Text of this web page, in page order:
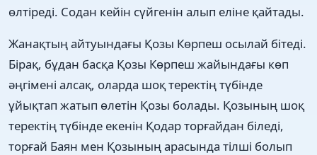
өлтіреді. Содан кейін сүйгенін алып еліне қайтады.
Жанақтың айтуындағы Қозы Көрпеш осылай бітеді.
Бірақ, бұдан басқа Қозы Көрпеш жайындағы көп
әңгімені алсақ, оларда шоқ теректің түбінде
ұйықтап жатып өлетін Қозы болады. Қозының шоқ
теректің түбінде екенін Қодар торғайдан біледі,
торғай Баян мен Қозының арасында тілші болып